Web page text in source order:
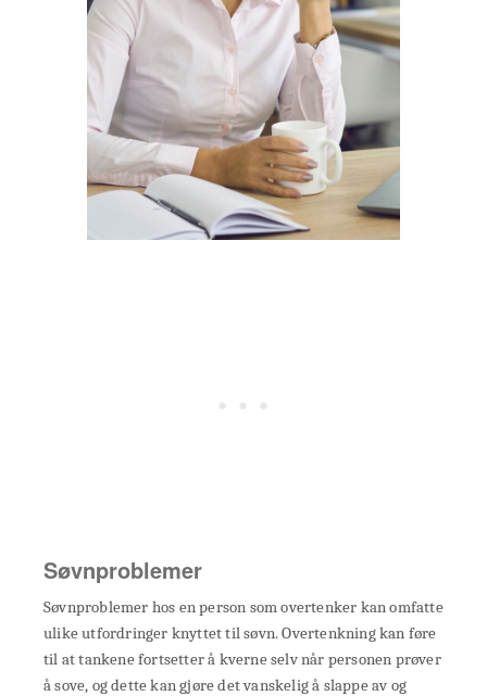
Søvnproblemer
Søvnproblemer hos en person som overtenker kan omfatte
ulike utfordringer knyttet til søvn. Overtenkning kan føre
til at tankene fortsetter å kverne selv når personen prøver
å sove, og dette kan gjøre det vanskelig å slappe av og